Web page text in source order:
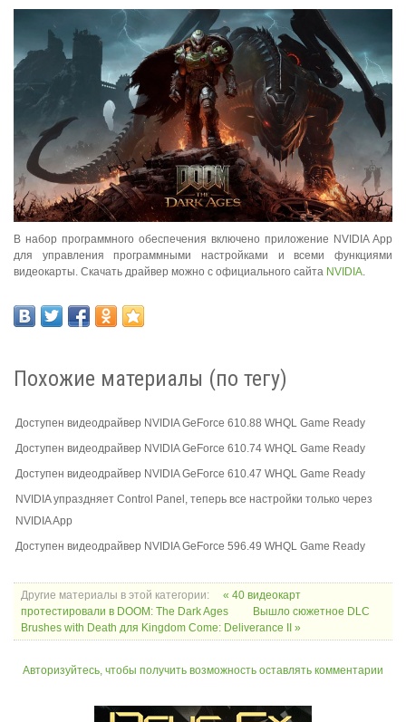
В набор программного обеспечения включено приложение NVIDIA App
для управления программными настройками и всеми функциями
видеокарты. Скачать драйвер можно с официального сайта NVIDIA.
Похожие материалы (по тегу)
Доступен видеодрайвер NVIDIA GeForce 610.88 WHQL Game Ready
Доступен видеодрайвер NVIDIA GeForce 610.74 WHQL Game Ready
Доступен видеодрайвер NVIDIA GeForce 610.47 WHQL Game Ready
NVIDIA упраздняет Control Panel, теперь все настройки только через
NVIDIA App
Доступен видеодрайвер NVIDIA GeForce 596.49 WHQL Game Ready
Другие материалы в этой категории:
« 40 видеокарт
протестировали в DOOM: The Dark Ages
Вышло сюжетное DLC
Brushes with Death для Kingdom Come: Deliverance II »
Авторизуйтесь, чтобы получить возможность оставлять комментарии